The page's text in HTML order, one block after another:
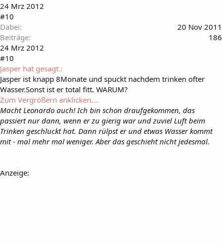
24 Mrz 2012
#10
Dabei
20 Nov 2011
Beiträge
186
24 Mrz 2012
#10
Jasper hat gesagt.:
Jasper ist knapp 8Monate und spuckt nachdem trinken ofter
Wasser.Sonst ist er total fitt. WARUM?
Zum Vergrößern anklicken....
Macht Leonardo auch! Ich bin schon draufgekommen, das
passiert nur dann, wenn er zu gierig war und zuviel Luft beim
Trinken geschluckt hat. Dann rülpst er und etwas Wasser kommt
mit - mal mehr mal weniger. Aber das geschieht nicht jedesmal.
Anzeige: